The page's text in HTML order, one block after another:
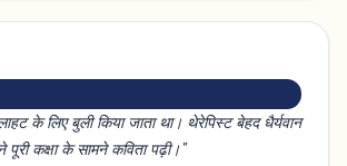
के लिए बुली किया जाता था। थेरेपिस्ट बेहद धैर्यवान
कक्षा के सामने कविता पढ़ी।"